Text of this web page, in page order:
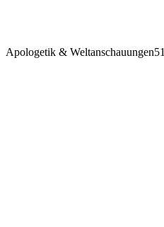
Apologetik & Weltanschauungen51